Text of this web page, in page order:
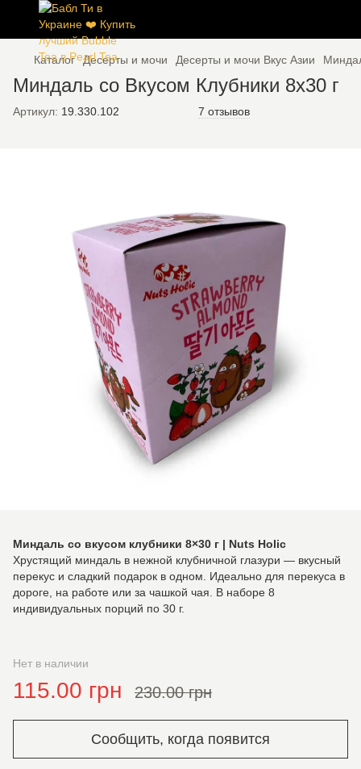
Каталог Десерты и мочи Десерты и мочи Вкус Азии
Миндаль со Вкусом Клубники 8x30 г
Артикул: 19.330.102 7 отзывов
Миндаль со вкусом клубники 8×30 г | Nuts Holic
Хрустящий миндаль в нежной клубничной глазури — вкусный
перекус и сладкий подарок в одном. Идеально для перекуса в
дороге, на работе или за чашкой чая. В наборе 8
индивидуальных порций по 30 г.
Нет в наличии
115.00 грн 230.00 грн
Сообщить, когда появится